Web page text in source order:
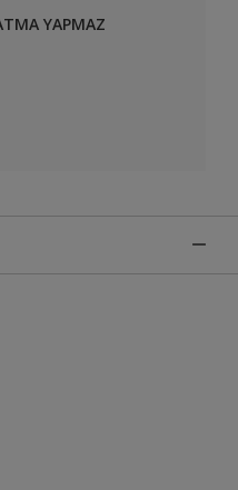
YAPMAZ